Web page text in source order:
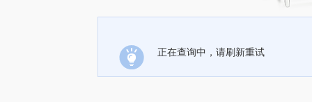
正在查询中，请刷新重试